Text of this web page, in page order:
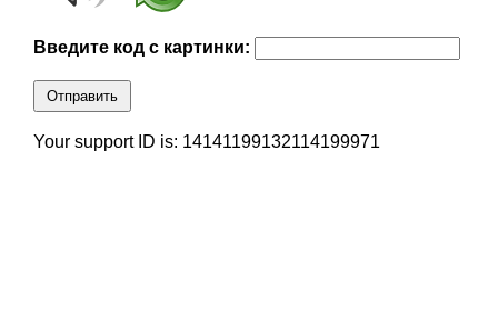
Введите код с картинки:
Отправить
Your support ID is: 14141199132114199971